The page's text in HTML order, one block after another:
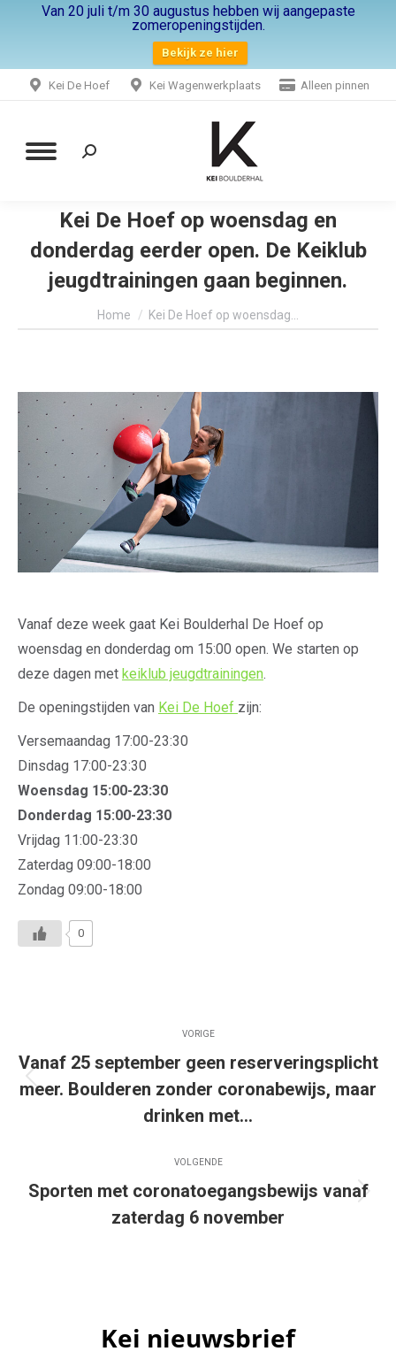
Van 20 juli t/m 30 augustus hebben wij aangepaste
zomeropeningstijden.
Bekijk ze hier
Kei De Hoef Kei Wagenwerkplaats Alleen pinnen
Zoeken:
Kei De Hoef op woensdag en
donderdag eerder open. De Keiklub
jeugdtrainingen gaan beginnen.
Je bent hier:
Home Kei De Hoef op woensdag…
Vanaf deze week gaat Kei Boulderhal De Hoef op
woensdag en donderdag om 15:00 open. We starten op
deze dagen met keiklub jeugdtrainingen.
De openingstijden van Kei De Hoef zijn:
Versemaandag 17:00-23:30
Dinsdag 17:00-23:30
Woensdag 15:00-23:30
Donderdag 15:00-23:30
Vrijdag 11:00-23:30
Zaterdag 09:00-18:00
Zondag 09:00-18:00
0
navigatie
VORIGE
Vorig
bericht
Vanaf 25 september geen reserveringsplicht
meer. Boulderen zonder coronabewijs, maar
drinken met…
VOLGENDE
Volgend
bericht
Sporten met coronatoegangsbewijs vanaf
zaterdag 6 november
Kei nieuwsbrief